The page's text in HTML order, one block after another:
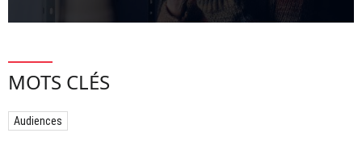
MOTS CLÉS
Audiences